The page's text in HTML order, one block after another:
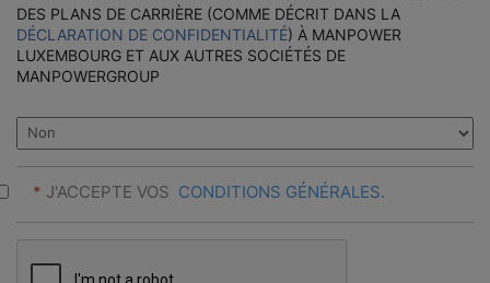
DES PLANS DE CARRIÈRE (COMME DÉCRIT DANS LA
DÉCLARATION DE CONFIDENTIALITÉ) À MANPOWER
LUXEMBOURG ET AUX AUTRES SOCIÉTÉS DE
MANPOWERGROUP
* J'ACCEPTE VOS CONDITIONS GÉNÉRALES.